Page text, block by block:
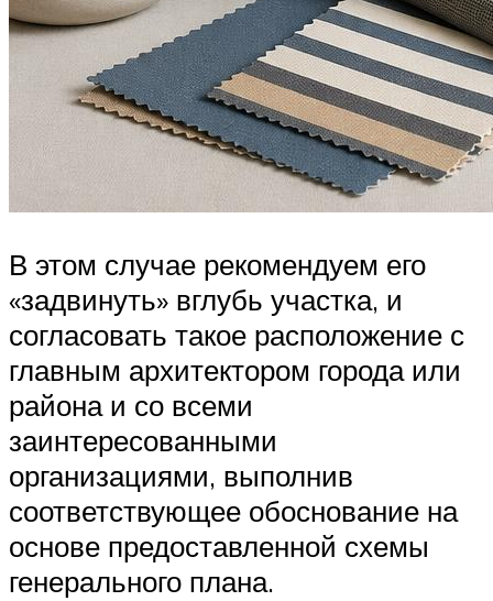
В этом случае рекомендуем его
«задвинуть» вглубь участка, и
согласовать такое расположение с
главным архитектором города или
района и со всеми
заинтересованными
организациями, выполнив
соответствующее обоснование на
основе предоставленной схемы
генерального плана.